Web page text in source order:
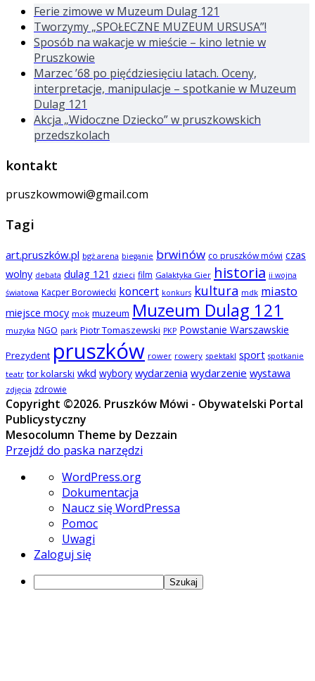
Ferie zimowe w Muzeum Dulag 121
Tworzymy „SPOŁECZNE MUZEUM URSUSA”!
Sposób na wakacje w mieście – kino letnie w
Pruszkowie
Marzec ’68 po pięćdziesięciu latach. Oceny,
interpretacje, manipulacje – spotkanie w Muzeum
Dulag 121
Akcja „Widoczne Dziecko” w pruszkowskich
przedszkolach
kontakt
pruszkowmowi@gmail.com
Tagi
art.pruszków.pl bgż arena bieganie brwinów co pruszków mówi czas
wolny debata dulag 121 dzieci film Galaktyka Gier historia ii wojna
światowa Kacper Borowiecki koncert konkurs kultura mdk miasto
miejsce mocy mok muzeum Muzeum Dulag 121
muzyka NGO park Piotr Tomaszewski PKP Powstanie Warszawskie
Prezydent pruszków rower rowery spektakl sport spotkanie
teatr tor kolarski wkd wybory wydarzenia wydarzenie wystawa
zdjęcia zdrowie
Copyright ©2026. Pruszków Mówi - Obywatelski Portal
Publicystyczny
Mesocolumn Theme by Dezzain
Przejdź do paska narzędzi
WordPressie
WordPress.org
Dokumentacja
Naucz się WordPressa
Pomoc
Uwagi
Zaloguj się
Szukaj